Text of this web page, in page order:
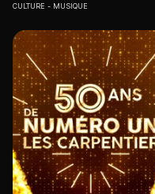
CULTURE MUSIQUE